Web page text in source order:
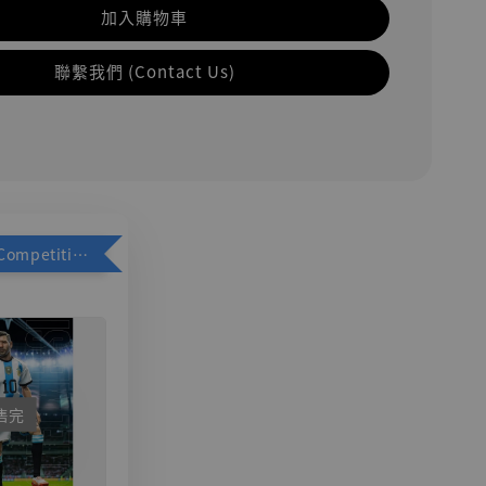
加入購物車
聯繫我們 (Contact Us)
加購優惠【Competitive Toys 梅西 [CM001]】
完